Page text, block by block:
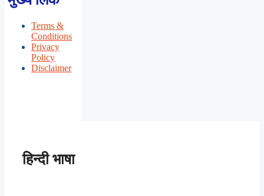
Terms &
Conditions
Privacy
Policy
Disclaimer
हिन्दी भाषा